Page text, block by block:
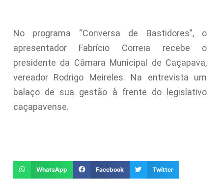
No programa “Conversa de Bastidores”, o
apresentador Fabrício Correia recebe o
presidente da Câmara Municipal de Caçapava,
vereador Rodrigo Meireles. Na entrevista um
balaço de sua gestão à frente do legislativo
caçapavense.
WhatsApp Facebook Twitter